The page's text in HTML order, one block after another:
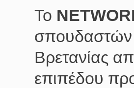
Το
σπουδαστών
Βρετανίας
επιπέδου